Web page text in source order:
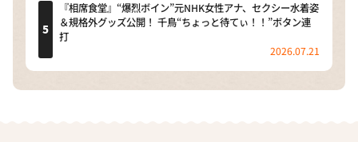
『相席食堂』“爆烈ボイン”元NHK女性アナ、セクシー水着姿
＆規格外グッズ公開！ 千鳥“ちょっと待てぃ！！”ボタン連
打
2026.07.21